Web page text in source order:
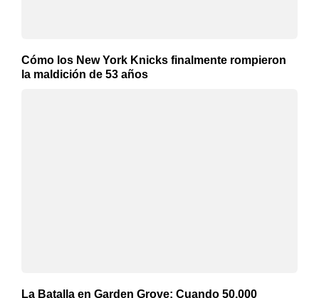
Cómo los New York Knicks finalmente rompieron
la maldición de 53 años
La Batalla en Garden Grove: Cuando 50,000